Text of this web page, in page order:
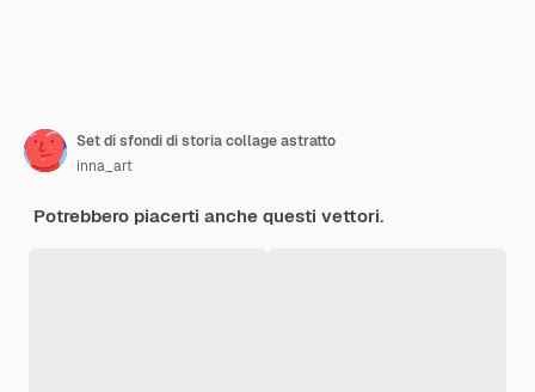
Set di sfondi di storia collage astratto
inna_art
Potrebbero piacerti anche questi vettori.